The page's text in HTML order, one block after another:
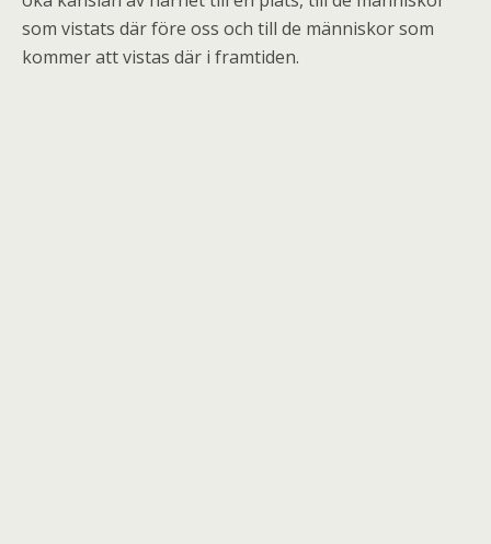
som vistats där före oss och till de människor som
kommer att vistas där i framtiden.